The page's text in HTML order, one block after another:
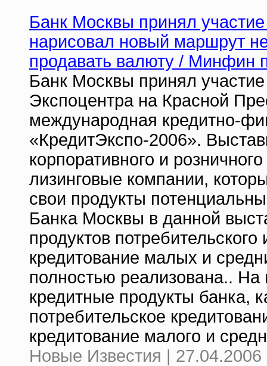
Банк Москвы принял
нарисовал новый маршрут
продавать валюту / Минфин
Банк Москвы принял
Экспоцентра на Красной
международная кредитно-
«КредитЭкспо-2006».
корпоративного и
лизинговые компании,
свои продукты
Банка Москвы в данной
продуктов
кредитование малых и
полностью реализована..
кредитные продукты банка,
потребительское
кредитование малого и
Новые Известия | 27.04.2006